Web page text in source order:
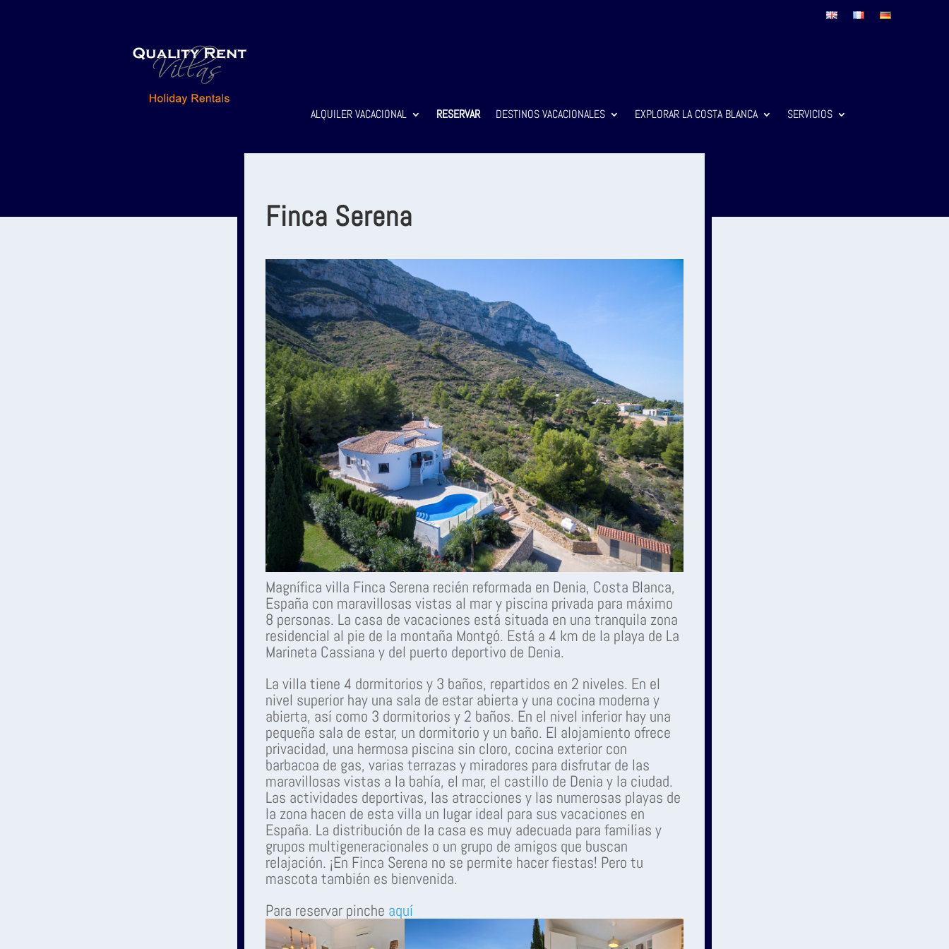
ALQUILER VACACIONAL RESERVAR DESTINOS VACACIONALES EXPLORAR LA COSTA BLANCA SERVICIOS
Finca Serena
Magnífica villa Finca Serena recién reformada en Denia, Costa Blanca,
España con maravillosas vistas al mar y piscina privada para máximo
8 personas. La casa de vacaciones está situada en una tranquila zona
residencial al pie de la montaña Montgó. Está a 4 km de la playa de La
Marineta Cassiana y del puerto deportivo de Denia.
La villa tiene 4 dormitorios y 3 baños, repartidos en 2 niveles. En el
nivel superior hay una sala de estar abierta y una cocina moderna y
abierta, así como 3 dormitorios y 2 baños. En el nivel inferior hay una
pequeña sala de estar, un dormitorio y un baño. El alojamiento ofrece
privacidad, una hermosa piscina sin cloro, cocina exterior con
barbacoa de gas, varias terrazas y miradores para disfrutar de las
maravillosas vistas a la bahía, el mar, el castillo de Denia y la ciudad.
Las actividades deportivas, las atracciones y las numerosas playas de
la zona hacen de esta villa un lugar ideal para sus vacaciones en
España. La distribución de la casa es muy adecuada para familias y
grupos multigeneracionales o un grupo de amigos que buscan
relajación. ¡En Finca Serena no se permite hacer fiestas! Pero tu
mascota también es bienvenida.
Para reservar pinche aquí